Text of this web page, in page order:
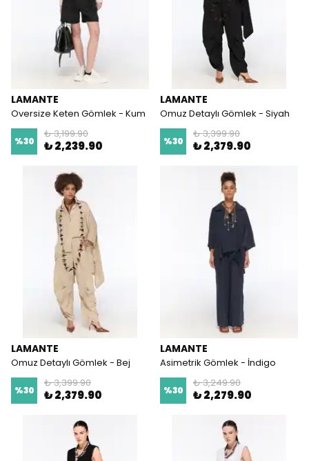
LAMANTE
Oversize Keten Gömlek - Kum
%30
₺ 3,199.90
₺ 2,239.90
LAMANTE
Omuz Detaylı Gömlek - Siyah
%30
₺ 3,399.90
₺ 2,379.90
LAMANTE
Omuz Detaylı Gömlek - Bej
%30
₺ 3,399.90
₺ 2,379.90
LAMANTE
Asimetrik Gömlek - İndigo
%30
₺ 3,249.90
₺ 2,279.90